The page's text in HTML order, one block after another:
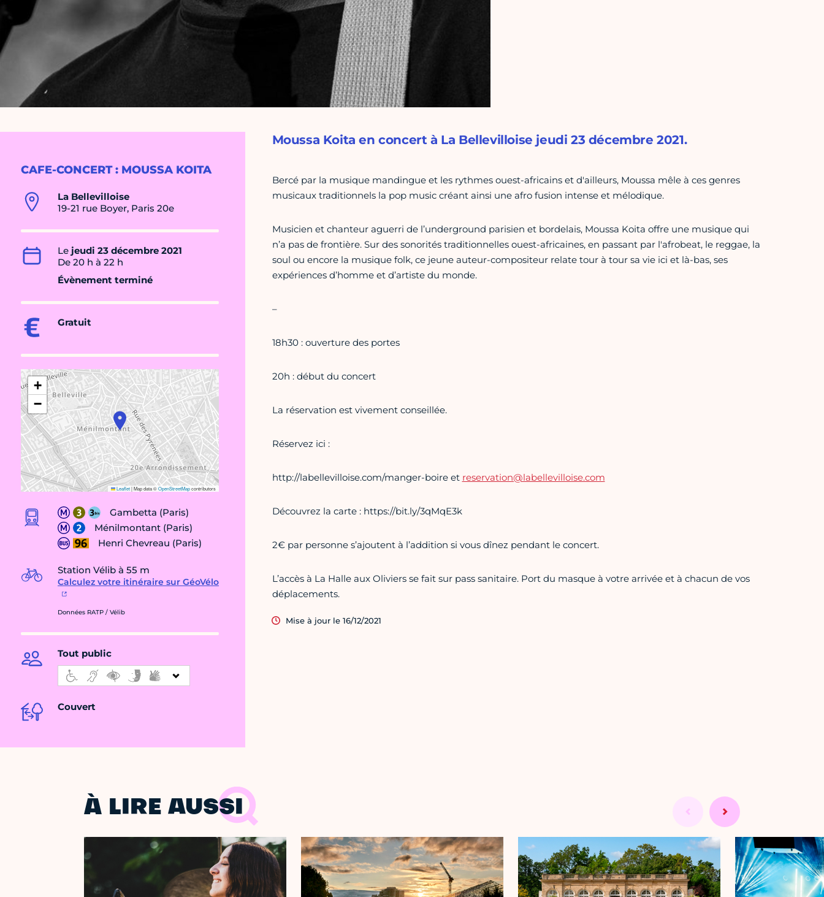
CAFE-CONCERT : MOUSSA KOITA
La Bellevilloise
19-21 rue Boyer, Paris 20e
Le jeudi 23 décembre 2021
De 20 h à 22 h
Évènement terminé
Gratuit
+
−
Leaflet|Map data ©OpenStreetMapcontributors
Gambetta (Paris)
Ménilmontant (Paris)
Henri Chevreau (Paris)
Station Vélib à 55 m
Calculez votre itinéraire sur GéoVélo
Données RATP / Vélib
Tout public
Couvert
Moussa Koita en concert à La Bellevilloise jeudi 23 décembre 2021.
Bercé par la musique mandingue et les rythmes ouest-africains et d'ailleurs, Moussa mêle à ces genres
musicaux traditionnels la pop music créant ainsi une afro fusion intense et mélodique.
Musicien et chanteur aguerri de l’underground parisien et bordelais, Moussa Koita offre une musique qui
n’a pas de frontière. Sur des sonorités traditionnelles ouest-africaines, en passant par l'afrobeat, le reggae, la
soul ou encore la musique folk, ce jeune auteur-compositeur relate tour à tour sa vie ici et là-bas, ses
expériences d’homme et d’artiste du monde.
–
18h30 : ouverture des portes
20h : début du concert
La réservation est vivement conseillée.
Réservez ici :
http://labellevilloise.com/manger-boire et reservation@labellevilloise.com
Découvrez la carte : https://bit.ly/3qMqE3k
2€ par personne s’ajoutent à l’addition si vous dînez pendant le concert.
L’accès à La Halle aux Oliviers se fait sur pass sanitaire. Port du masque à votre arrivée et à chacun de vos
déplacements.
Mise à jour le 16/12/2021
À LIRE AUSSI